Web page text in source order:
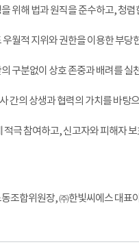
위해 법과 원직을 준수하고, 청
월적 지위와 권한을 이용한 부
구분없이 상호 존중과 배려를
간의 상생과 협력의 가치를 바
적극 참여하고, 신고자와 피해자
조합위원장, ㈜한빛씨에스 대표